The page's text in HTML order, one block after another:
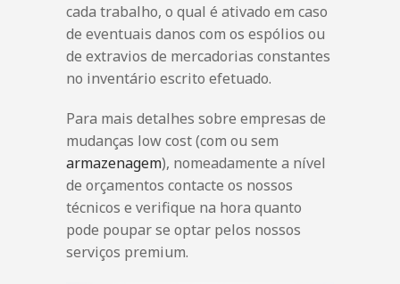
cada trabalho, o qual é ativado em caso
de eventuais danos com os espólios ou
de extravios de mercadorias constantes
no inventário escrito efetuado.
Para mais detalhes sobre empresas de
mudanças low cost (com ou sem
armazenagem), nomeadamente a nível
de orçamentos contacte os nossos
técnicos e verifique na hora quanto
pode poupar se optar pelos nossos
serviços premium.